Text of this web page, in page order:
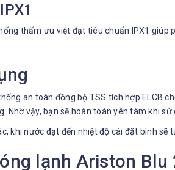
thấm ưu việt đạt tiêu chuẩn IPX1
an toàn đồng bộ TSS tích hợp ELCB
vậy, bạn sẽ hoàn toàn yên tâm khi sử
khi nước đạt đến nhiệt độ cài đặt bình
lạnh Ariston